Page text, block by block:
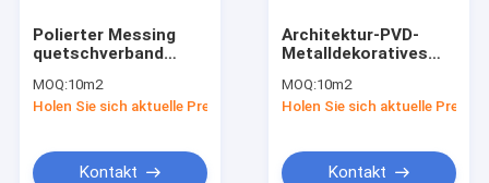
Nachrichten
Polierter Messing
quetschverband
gesponnene Breite
der Metallmaschen-
MOQ:10m2
Holen Sie sich aktuelle Preis
Kontakt
Architektur-PVD-
Metalldekoratives
Facade Panels SS410
4.5mm
MOQ:10m2
Holen Sie sich aktuelle Preis
Kontakt